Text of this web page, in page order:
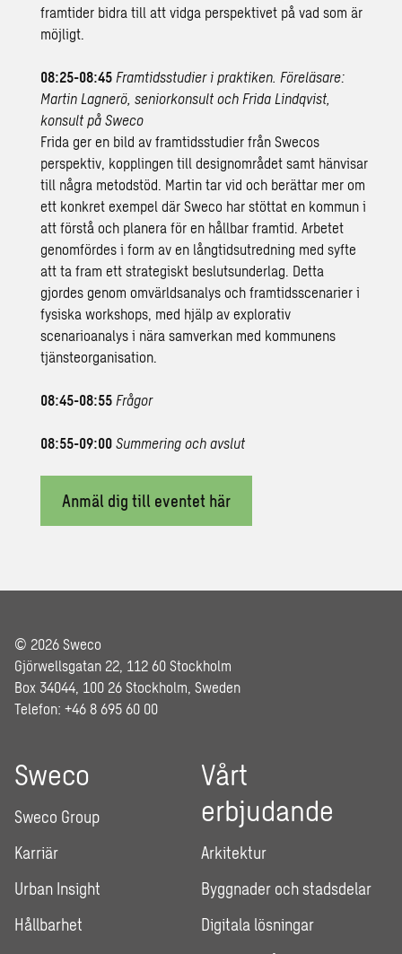
framtider bidra till att vidga perspektivet på vad som är
möjligt.
08:25-08:45 Framtidsstudier i praktiken. Föreläsare:
Martin Lagnerö, seniorkonsult och Frida Lindqvist,
konsult på Sweco​
Frida ger en bild av framtidsstudier från Swecos
perspektiv, kopplingen till designområdet samt hänvisar
till några metodstöd. Martin tar vid och berättar mer om
ett konkret exempel där Sweco har stöttat en kommun i
att förstå och planera för en hållbar framtid. Arbetet
genomfördes i form av en långtidsutredning med syfte
att ta fram ett strategiskt beslutsunderlag. Detta
gjordes genom omvärldsanalys och framtidsscenarier i
fysiska workshops, med hjälp av explorativ
scenarioanalys i nära samverkan med kommunens
tjänsteorganisation.
08:45-08:55 Frågor
08:55-09:00 Summering och avslut
Anmäl dig till eventet här
© 2026 Sweco
Gjörwellsgatan 22, 112 60 Stockholm
Box 34044, 100 26 Stockholm, Sweden
Telefon: +46 8 695 60 00
Sweco
Sweco Group
Karriär
Urban Insight
Hållbarhet
Vårt
erbjudande
Arkitektur
Byggnader och stadsdelar
Digitala lösningar